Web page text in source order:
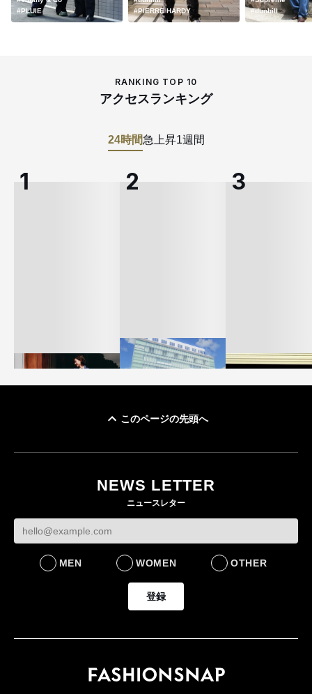
#PLUIE
#PIERRE HARDY
#dunhill
RANKING TOP 10
アクセスランキング
24時間急上昇1週間
ケットなど7型を発売
FASHION
FASHION
BUSINESS
このページの先頭へ
NEWS LETTER
ニュースレター
MEN WOMEN OTHER
登録